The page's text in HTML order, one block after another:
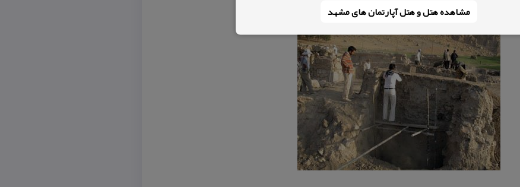
مشاهده هتل و هتل‌ آپارتمان های مشهد